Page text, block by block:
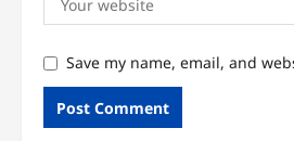
Save my name, email, and